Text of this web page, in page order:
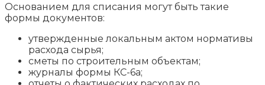
Основанием для списания могут быть такие
формы документов:
утвержденные локальным актом нормативы
расхода сырья;
сметы по строительным объектам;
журналы формы КС-6а;